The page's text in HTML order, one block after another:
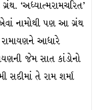
‘અધ્યાત્મરામચરિત’
નામોથી પણ આ ગ્રંથ
આધારે
જેમ સાત કાંડોનો
સદીમાં તે રામ શર્મા